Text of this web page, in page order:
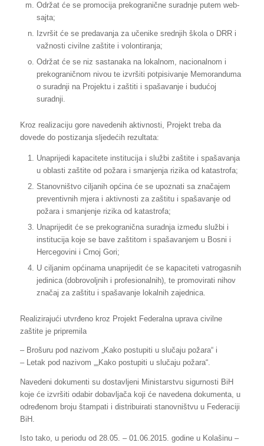
Održat će se promocija prekogranične suradnje putem web-
sajta;
Izvršit će se predavanja za učenike srednjih škola o DRR i
važnosti civilne zaštite i volontiranja;
Održat će se niz sastanaka na lokalnom, nacionalnom i
prekograničnom nivou te izvršiti potpisivanje Memoranduma
o suradnji na Projektu i zaštiti i spašavanje i budućoj
suradnji.
Kroz realizaciju gore navedenih aktivnosti, Projekt treba da
dovede do postizanja sljedećih rezultata:
Unaprijedi kapacitete institucija i službi zaštite i spašavanja
u oblasti zaštite od požara i smanjenja rizika od katastrofa;
Stanovništvo ciljanih općina će se upoznati sa značajem
preventivnih mjera i aktivnosti za zaštitu i spašavanje od
požara i smanjenje rizika od katastrofa;
Unaprijedit će se prekogranična suradnja između službi i
institucija koje se bave zaštitom i spašavanjem u Bosni i
Hercegovini i Crnoj Gori;
U ciljanim općinama unaprijedit će se kapaciteti vatrogasnih
jedinica (dobrovoljnih i profesionalnih), te promovirati nihov
značaj za zaštitu i spašavanje lokalnih zajednica.
Realizirajući utvrđeno kroz Projekt Federalna uprava civilne
zaštite je pripremila
– Brošuru pod nazivom „Kako postupiti u slučaju požara“ i
– Letak pod nazivom „„Kako postupiti u slučaju požara“.
Navedeni dokumenti su dostavljeni Ministarstvu sigurnosti BiH
koje će izvršiti odabir dobavljača koji će navedena dokumenta, u
određenom broju štampati i distribuirati stanovništvu u Federaciji
BiH.
Isto tako, u periodu od 28.05. – 01.06.2015. godine u Kolašinu –